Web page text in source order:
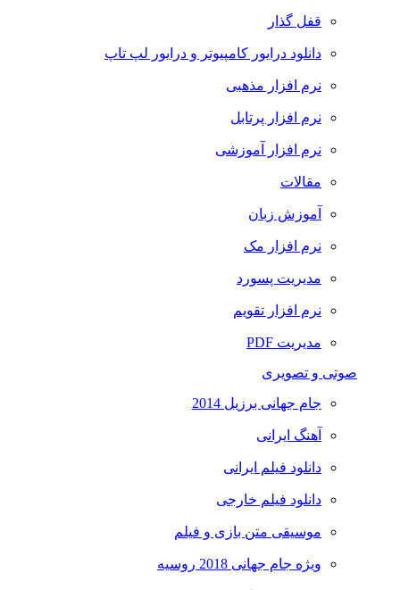
قفل گذار
دانلود درایور کامپیوتر و درایور لپ تاپ
نرم افزار مذهبی
نرم افزار پرتابل
نرم افزار آموزشی
مقالات
آموزش زبان
نرم افزار مک
مدیریت پسورد
نرم افزار تقویم
مدیریت PDF
صوتی و تصویری
جام جهانی برزیل 2014
آهنگ ایرانی
دانلود فیلم ایرانی
دانلود فیلم خارجی
موسیقی متن بازی و فیلم
ویژه جام جهانی 2018 روسیه